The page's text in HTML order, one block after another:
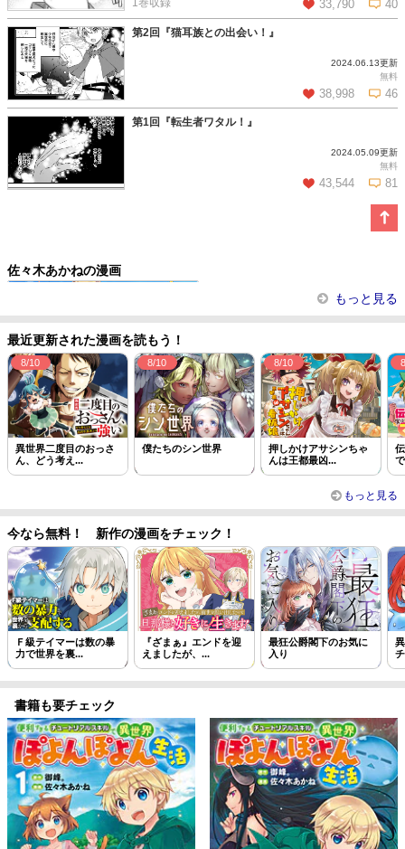
33,790 40
この話を読む コメントを見る
第2回『猫耳族との出会い！』
2024.06.13更新
無料
38,998 46
この話を読む コメントを見る
第1回『転生者ワタル！』
2024.05.09更新
無料
43,544 81
佐々木あかねの漫画
もっと見る
最近更新された漫画を読もう！
8/10
異世界二度目のおっさ
ん、どう考え...
8/10
僕たちのシン世界
8/10
押しかけアサシンちゃ
んは王都最凶...
もっと見る
今なら無料！ 新作の漫画をチェック！
Ｆ級テイマーは数の暴
力で世界を裏...
『ざまぁ』エンドを迎
えましたが、...
最狂公爵閣下のお気に
入り
書籍も要チェック